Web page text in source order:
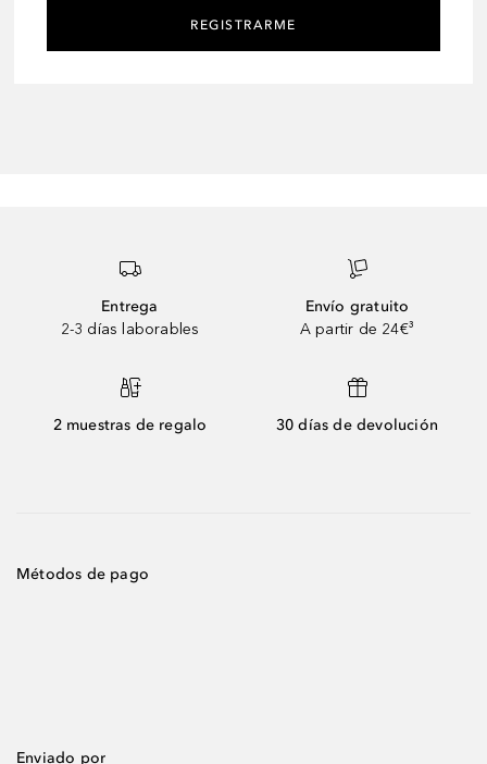
REGISTRARME
Entrega
2-3 días laborables
Envío gratuito
A partir de 24€³
2 muestras de regalo 30 días de devolución
Métodos de pago
Enviado por